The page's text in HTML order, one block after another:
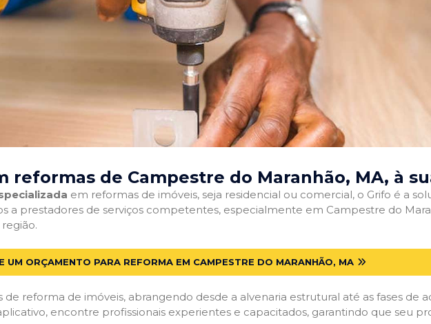
reformas de Campestre do Maranhão, MA, à
em reformas de imóveis, seja residencial ou comercial, o Grifo é a
a prestadores de serviços competentes, especialmente em Campestre do
UM ORÇAMENTO PARA REFORMA EM CAMPESTRE DO MARANHÃO, MA
reforma de imóveis, abrangendo desde a alvenaria estrutural até as fases de
encontre profissionais experientes e capacitados, garantindo que seu